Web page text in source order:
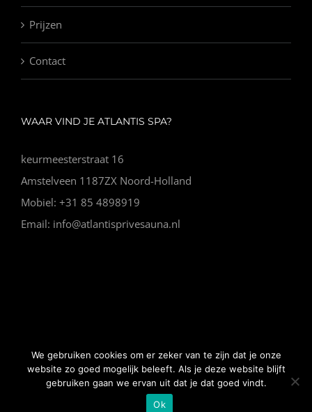
Prijzen
Contact
WAAR VIND JE ATLANTIS SPA?
keurmeesterstraat 16
Amstelveen 1187ZX Noord-Holland
Mobiel: +31 85 4898919
Email: info@atlantisprivesauna.nl
© Copyright Vip Spa | Algemene voorwaarden | Website
gemaakt door Nano Web
Facebook
We gebruiken cookies om er zeker van te zijn dat je onze
website zo goed mogelijk beleeft. Als je deze website blijft
gebruiken gaan we ervan uit dat je dat goed vindt.
Ok